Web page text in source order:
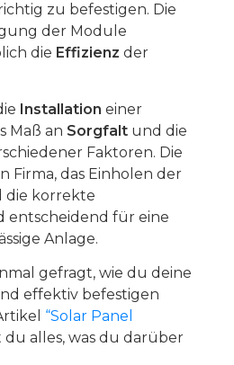
zu befestigen. Die
der Module
die Effizienz der
Installation einer
Maß an Sorgfalt und die
Faktoren. Die
Firma, das Einholen der
die korrekte
entscheidend für eine
Anlage.
gefragt, wie du deine
effektiv befestigen
“Solar Panel
du alles, was du darüber